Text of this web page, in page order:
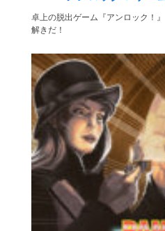
卓上の脱出ゲーム『アンロック！
解きだ！